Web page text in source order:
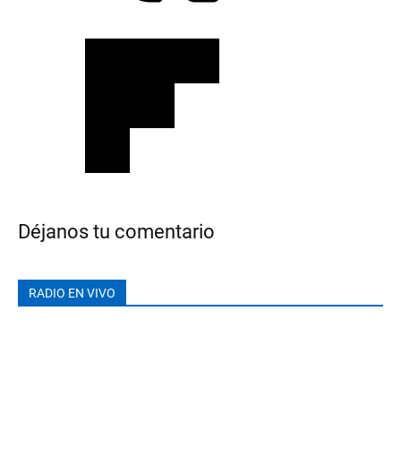
Déjanos tu comentario
RADIO EN VIVO